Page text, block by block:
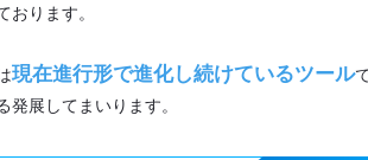
おります。
現在進行形で進化し続けているツール
発展してまいります。